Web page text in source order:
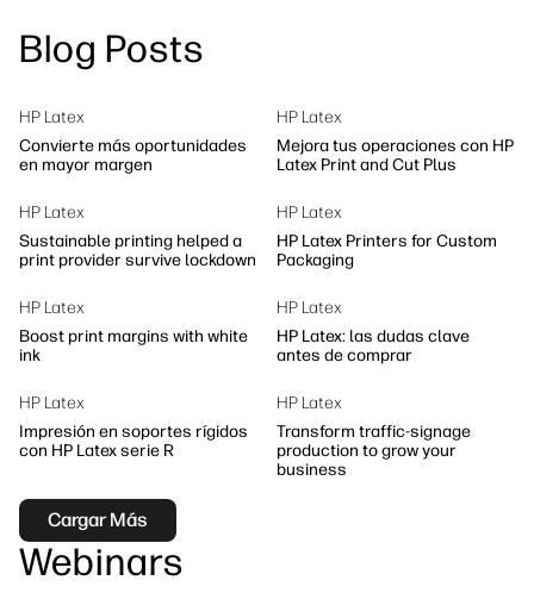
Síguenos
Soluciones de flujo de trabajo
Blog Posts
HP Latex
Convierte más oportunidades
en mayor margen
HP Latex
Mejora tus operaciones con HP
Latex Print and Cut Plus
HP Latex
Sustainable printing helped a
print provider survive lockdown
HP Latex
HP Latex Printers for Custom
Packaging
HP Latex
Boost print margins with white
ink
HP Latex
HP Latex: las dudas clave
antes de comprar
HP Latex
Impresión en soportes rígidos
con HP Latex serie R
HP Latex
Transform traffic-signage
production to grow your
business
Cargar Más
Webinars